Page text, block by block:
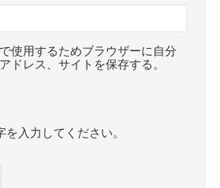
使用するためブラウザーに自分
ドレス、サイトを保存する。
入力してください。